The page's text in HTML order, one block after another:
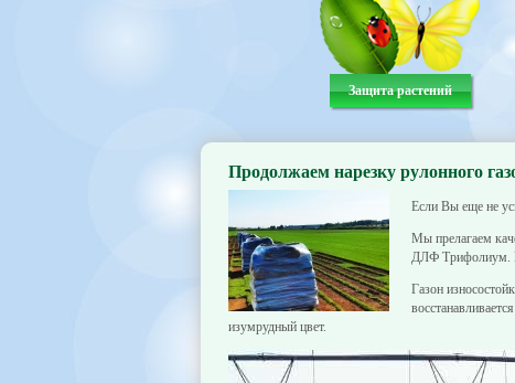
Защита растений
Продолжаем нарезку рулонного
Если Вы еще не
Мы прелагаем
ДЛФ Трифолиум.
Газон
изумрудный цвет.